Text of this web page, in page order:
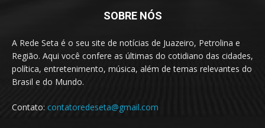
SOBRE NÓS
A Rede Seta é o seu site de notícias de Juazeiro, Petrolina e
Região. Aqui você confere as últimas do cotidiano das cidades,
política, entretenimento, música, além de temas relevantes do
Brasil e do Mundo.
Contato: contatoredeseta@gmail.com